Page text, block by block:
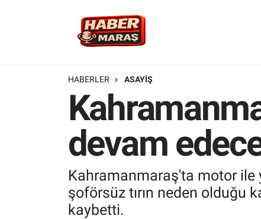
HABERLER ASAYİŞ
devam
Kahramanmaraş'ta motor ile
şoförsüz tırın neden olduğu
kaybetti.
YEREL YÖNETİM
GÜNCEL
BİLİM VE TEKNOLOJİ
KADIN AİLE
Nöbetçi Eczaneler
Hava Durumu
Trafik Durumu
Süper Lig Puan Durumu ve Fikstür
Son Dakika Haberleri